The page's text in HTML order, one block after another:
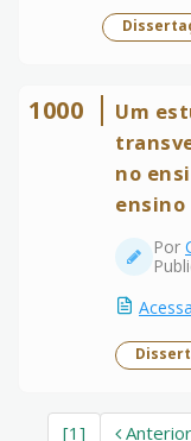
1000
Um
no
Por
[1] Anterior